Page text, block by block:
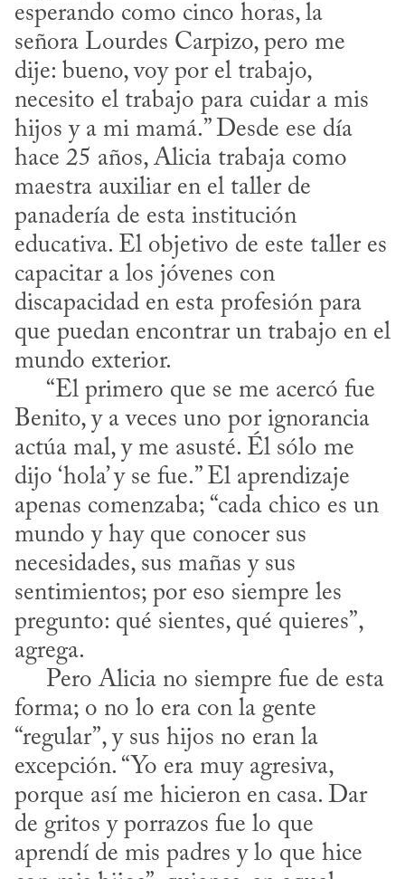
esperando como cinco horas, la
señora Lourdes Carpizo, pero me
dije: bueno, voy por el trabajo,
necesito el trabajo para cuidar a mis
hijos y a mi mamá.” Desde ese día
hace 25 años, Alicia trabaja como
maestra auxiliar en el taller de
panadería de esta institución
educativa. El objetivo de este taller es
capacitar a los jóvenes con
discapacidad en esta profesión para
que puedan encontrar un trabajo en el
mundo exterior.
Benito, y a veces uno por ignorancia
actúa mal, y me asusté. Él sólo me
dijo ‘hola’ y se fue.” El aprendizaje
apenas comenzaba; “cada chico es un
mundo y hay que conocer sus
necesidades, sus mañas y sus
sentimientos; por eso siempre les
pregunto: qué sientes, qué quieres”,
agrega.
forma; o no lo era con la gente
“regular”, y sus hijos no eran la
excepción. “Yo era muy agresiva,
porque así me hicieron en casa. Dar
de gritos y porrazos fue lo que
aprendí de mis padres y lo que hice